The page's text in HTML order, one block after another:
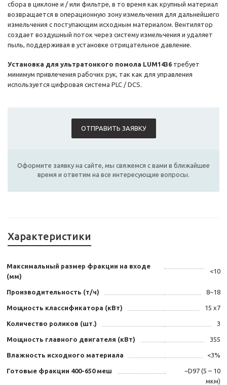
сбора в циклоне и / или фильтре, в то время как крупный материал
возвращается в операционную зону измельчения для дальнейшего
измельчения с поступающим исходным материалом. Вентилятор
создает воздушный поток через систему измельчения и удаляет
пыль, поддерживая в установке отрицательное давление.
Установка для ультратонкого помола LUM1436 требует
минимум привлечения рабочих рук, так как для управления
используется цифровая система PLC / DCS.
ОТПРАВИТЬ ЗАЯВКУ
Оформите заявку на сайте, мы свяжемся с вами в ближайшее
время и ответим на все интересующие вопросы.
Характеристики
Максимальный размер фракции на входе
(мм)
<10
Производительность (т/ч) 8~18
Мощность классификатора (кВт) 15 x7
Количество роликов (шт.) 3
Мощность главного двигателя (кВт) 355
Влажность исходного материала <3%
Готовые фракции 400-650 меш
~D97 (5 – 10
мкм)